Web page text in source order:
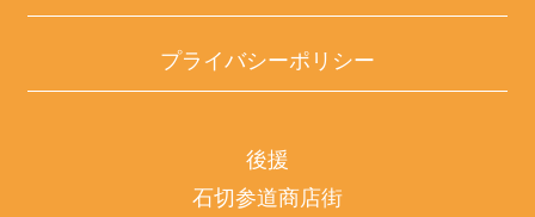
プライバシーポリシー
後援
石切参道商店街